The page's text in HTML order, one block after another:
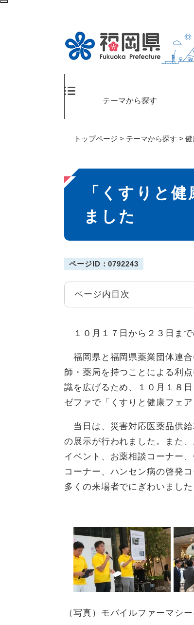
ペ
テーマから探す
トップページ > テーマから探す > 健
本
文
「くすりと
ました
ページID：0792243
ページ内目次
１０月１７日から２３日まで
福岡県と福岡県薬業団体連合
師・薬局を持つことによる利
識を広げるため、１０月１８
ゼファで「くすりと健康フェ
当日は、災害対応医薬品供
の展示が行われました。また
イベント、お薬相談コーナー
コーナー、ハンセン病の啓発
多くの来場者でにぎわいました
（写真）モバイルファーマシ